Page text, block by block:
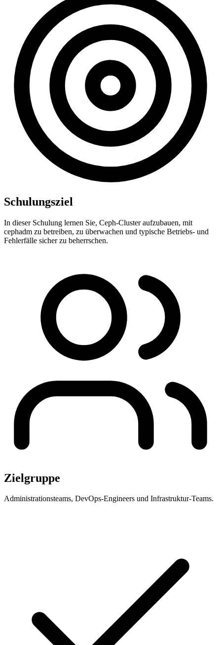
Schulungsziel
In dieser Schulung lernen Sie, Ceph-Cluster aufzubauen, mit
cephadm zu betreiben, zu überwachen und typische Betriebs- und
Fehlerfälle sicher zu beherrschen.
Zielgruppe
Administrationsteams, DevOps-Engineers und Infrastruktur-Teams.